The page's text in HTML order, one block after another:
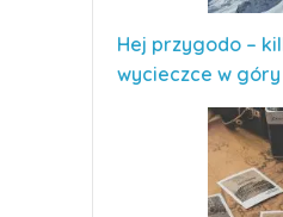
Hej przygodo –
wycieczce w góry